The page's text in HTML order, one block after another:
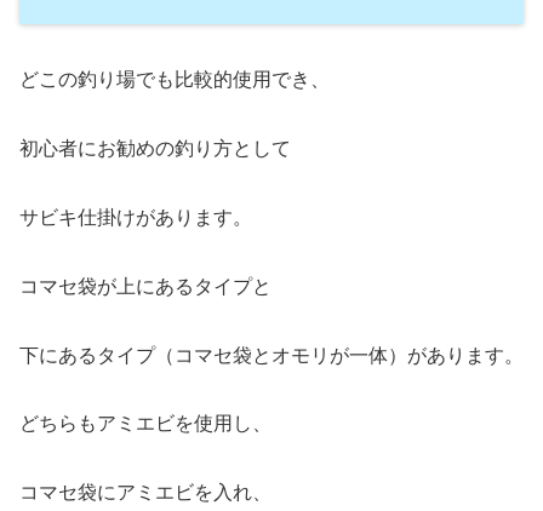
どこの釣り場でも比較的使用でき、
初心者にお勧めの釣り方として
サビキ仕掛けがあります。
コマセ袋が上にあるタイプと
下にあるタイプ（コマセ袋とオモリが一体）があります。
どちらもアミエビを使用し、
コマセ袋にアミエビを入れ、